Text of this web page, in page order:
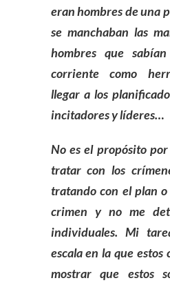
eran hombres de una
se manchaban las
hombres que
corriente como
llegar a los
incitadores y líderes…
No es el propósito
tratar con los
tratando con el plan
crimen y no me
individuales. Mi
escala en la que
mostrar que estos